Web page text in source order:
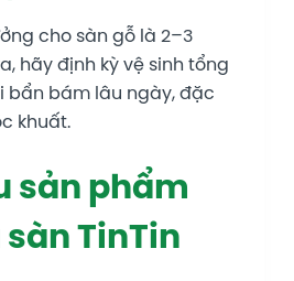
cho sàn gỗ là 2–3
hãy định kỳ vệ sinh tổng
bẩn bám lâu ngày, đặc
khuất.
sản phẩm
TinTin